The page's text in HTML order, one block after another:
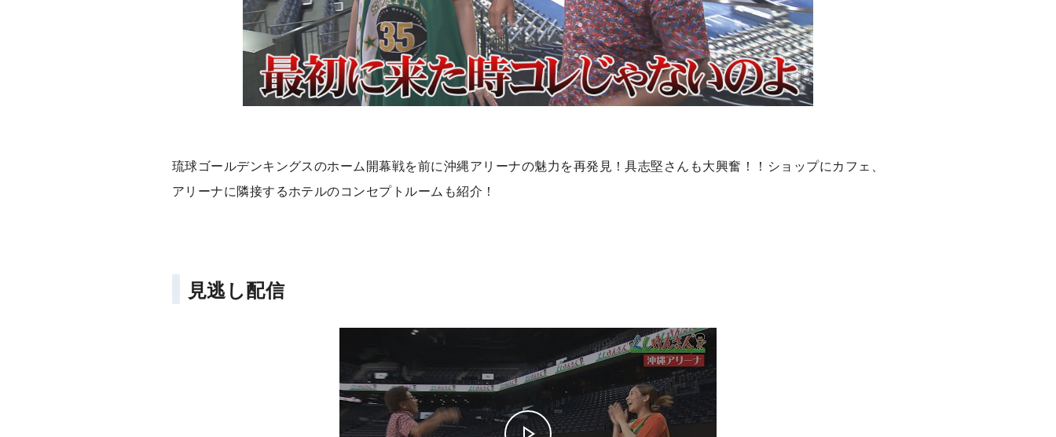
琉球ゴールデンキングスのホーム開幕戦を前に沖縄アリーナの魅力を再発見！具志堅さんも大興奮！！ショップにカフェ、
アリーナに隣接するホテルのコンセプトルームも紹介！
見逃し配信